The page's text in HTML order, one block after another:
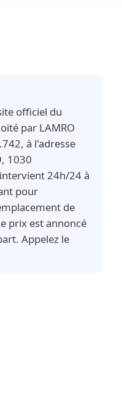
officiel du
par LAMRO
à l'adresse
1030
24h/24 à
pour
de
prix est annoncé
Appelez le